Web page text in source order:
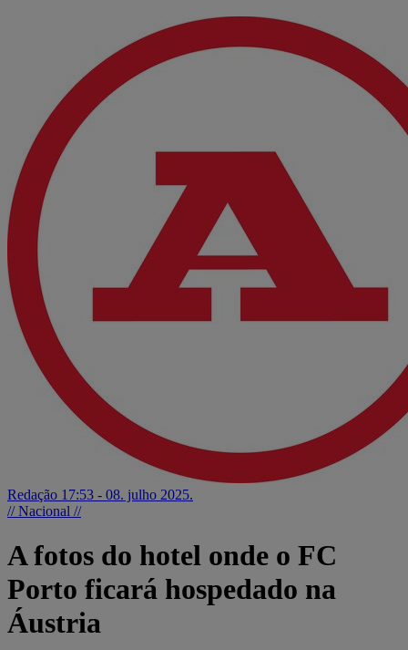
Redação 17:53 - 08. julho 2025.
// Nacional //
A fotos do hotel onde o FC
Porto ficará hospedado na
Áustria